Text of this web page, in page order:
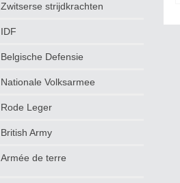
Zwitserse strijdkrachten
IDF
Belgische Defensie
Nationale Volksarmee
Rode Leger
British Army
Armée de terre